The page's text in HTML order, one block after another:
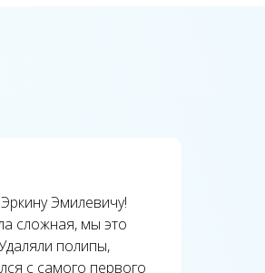
Эмилевичу!
сложная, мы это
полипы,
с самого первого